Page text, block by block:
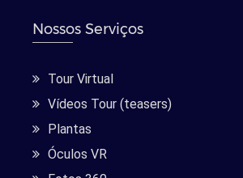
Nossos Serviços
Tour Virtual
Vídeos Tour (teasers)
Plantas
Óculos VR